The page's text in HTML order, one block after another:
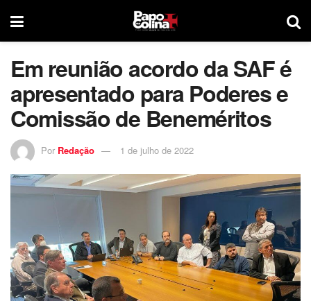
Em reunião acordo da SAF é
apresentado para Poderes e
Comissão de Beneméritos
Por Redação 1 de julho de 2022